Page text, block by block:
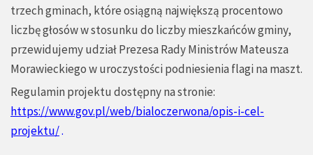
trzech gminach, które osiągną największą procentowo
liczbę głosów w stosunku do liczby mieszkańców gminy,
przewidujemy udział Prezesa Rady Ministrów Mateusza
Morawieckiego w uroczystości podniesienia flagi na maszt.
Regulamin projektu dostępny na stronie:
https://www.gov.pl/web/bialoczerwona/opis-i-cel-
projektu/.